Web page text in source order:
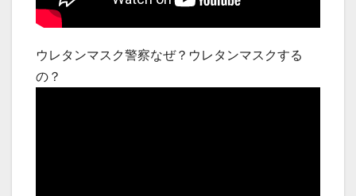
ウレタンマスク警察なぜ？ウレタンマスクする
の？